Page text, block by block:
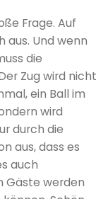
Frage. Auf
aus. Und wenn
die
Zug wird nicht
ein Ball im
wird
durch die
aus, dass es
auch
Gäste werden